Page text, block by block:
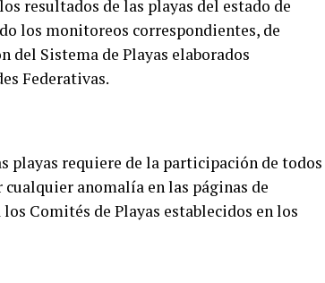
resultados de las playas del estado de
los monitoreos correspondientes, de
del Sistema de Playas elaborados
Federativas.
playas requiere de la participación de todos
anomalía en las páginas de
Comités de Playas establecidos en los